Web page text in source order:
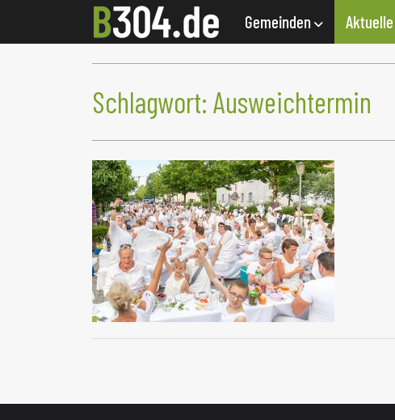
Gemeinden
Schlagwort: Ausweichtermin